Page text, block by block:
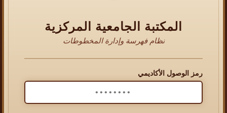
المكتبة الجامعية المركزية
نظام فهرسة وإدارة المخطوطات
رمز الوصول الأكاديمي